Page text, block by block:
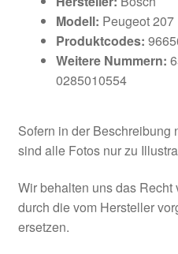
Modell: Peugeot 207
Produktcodes:
Weitere Nummern:
0285010554
Sofern in der Beschreibung
sind alle Fotos nur zu
Wir behalten uns das
durch die vom Hersteller
ersetzen.